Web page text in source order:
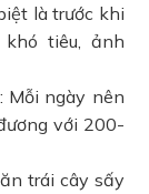
là trước khi
tiêu, ảnh
Mỗi ngày nên
với 200-
trái cây sấy